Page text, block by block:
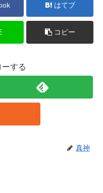
はてブ
コピー
する
真神